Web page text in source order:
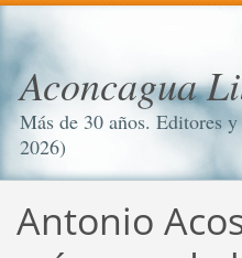
Aconcagua
Más de 30 años. Editores
2026)
Antonio